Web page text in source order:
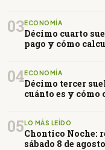
03ECONOMÍA
Décimo cuarto
pago y cómo
04ECONOMÍA
Décimo tercer
cuánto es y cómo
05LO MÁS LEÍDO
Chontico Noche:
sábado 8 de